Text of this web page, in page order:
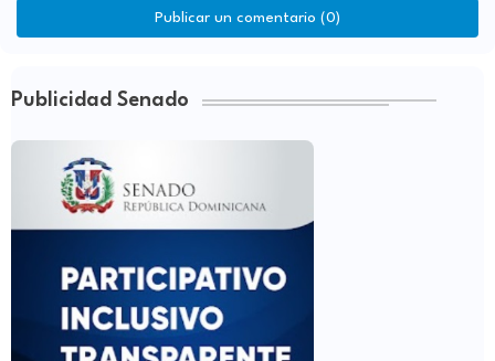
Publicar un comentario (0)
Publicidad Senado